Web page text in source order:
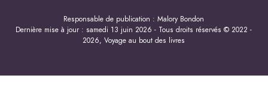
Responsable de publication : Malory Bondon
Dernière mise à jour : samedi 13 juin 2026 - Tous droits réservés © 2022 -
2026, Voyage au bout des livres